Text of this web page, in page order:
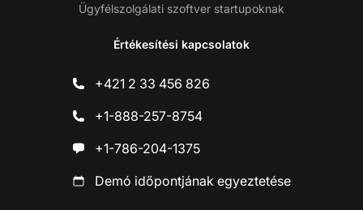
Ügyfélszolgálati szoftver startupoknak
Értékesítési kapcsolatok
+421 2 33 456 826
+1-888-257-8754
+1-786-204-1375
Demó időpontjának egyeztetése